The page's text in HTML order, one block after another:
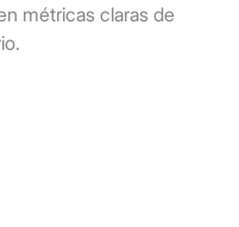
métricas claras de